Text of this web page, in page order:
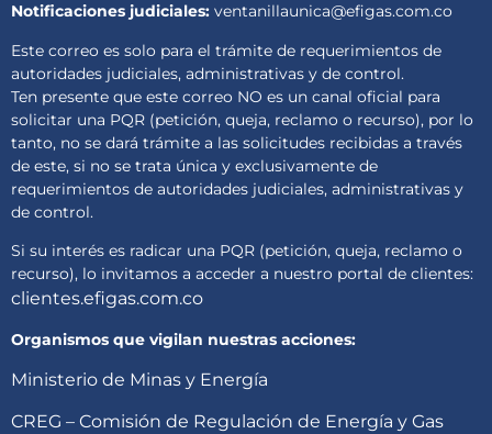
Notificaciones judiciales: ventanillaunica@efigas.com.co
Este correo es solo para el trámite de requerimientos de
autoridades judiciales, administrativas y de control.
Ten presente que este correo NO es un canal oficial para
solicitar una PQR (petición, queja, reclamo o recurso), por lo
tanto, no se dará trámite a las solicitudes recibidas a través
de este, si no se trata única y exclusivamente de
requerimientos de autoridades judiciales, administrativas y
de control.
Si su interés es radicar una PQR (petición, queja, reclamo o
recurso), lo invitamos a acceder a nuestro portal de clientes:
clientes.efigas.com.co
Organismos que vigilan nuestras acciones:
Ministerio de Minas y Energía
CREG – Comisión de Regulación de Energía y Gas